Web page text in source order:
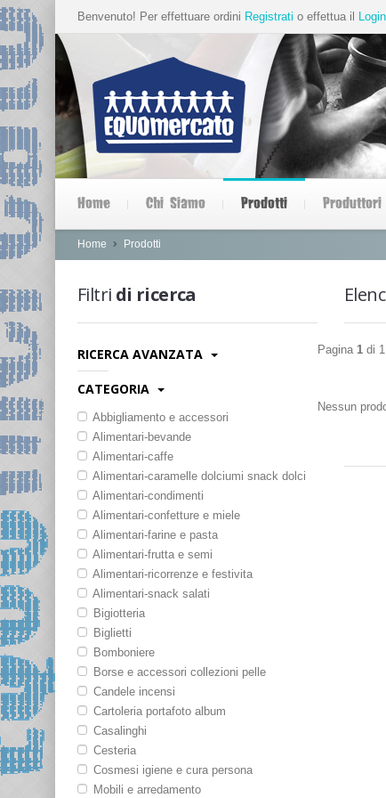
Benvenuto! Per effettuare ordini Registrati o effettua il Login
Home Chi Siamo Prodotti Produttori
Home Prodotti
Filtri di ricerca
RICERCA AVANZATA
Provenienza:
Produttore:
Codice/Nome:
CATEGORIA
Abbigliamento e accessori
Alimentari-bevande
Alimentari-caffe
Alimentari-caramelle dolciumi snack dolci
Alimentari-condimenti
Alimentari-confetture e miele
Alimentari-farine e pasta
Alimentari-frutta e semi
Alimentari-ricorrenze e festivita
Alimentari-snack salati
Bigiotteria
Biglietti
Bomboniere
Borse e accessori collezioni pelle
Candele incensi
Cartoleria portafoto album
Casalinghi
Cesteria
Cosmesi igiene e cura persona
Mobili e arredamento
Pagina 1 di 1
Nessun